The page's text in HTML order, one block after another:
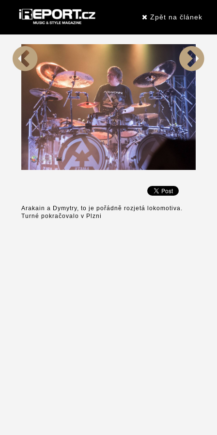
Zpět na článek
Arakain a Dymytry, to je pořádně rozjetá lokomotiva.
Turné pokračovalo v Plzni